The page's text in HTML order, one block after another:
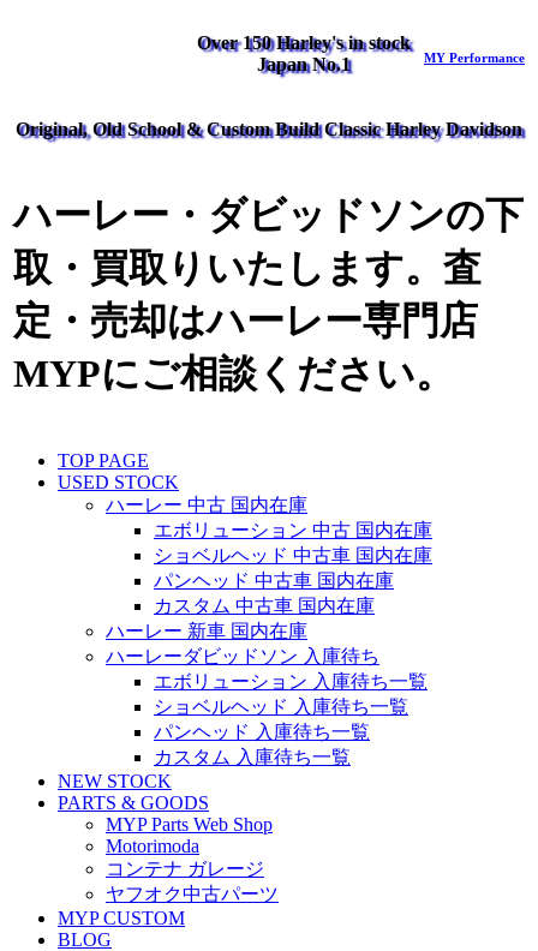
Over 150 Harley's in stock
Japan No.1
MY Performance
Original, Old School & Custom Build Classic Harley Davidson
ハーレー・ダビッドソンの下
取・買取りいたします。査
定・売却はハーレー専門店
MYPにご相談ください。
TOP PAGE
USED STOCK
ハーレー 中古 国内在庫
エボリューション 中古 国内在庫
ショベルヘッド 中古車 国内在庫
パンヘッド 中古車 国内在庫
カスタム 中古車 国内在庫
ハーレー 新車 国内在庫
ハーレーダビッドソン 入庫待ち
エボリューション 入庫待ち一覧
ショベルヘッド 入庫待ち一覧
パンヘッド 入庫待ち一覧
カスタム 入庫待ち一覧
NEW STOCK
PARTS & GOODS
MYP Parts Web Shop
Motorimoda
コンテナ ガレージ
ヤフオク中古パーツ
MYP CUSTOM
BLOG